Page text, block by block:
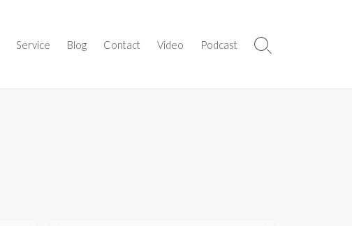
Service Blog Contact Video Podcast
Search